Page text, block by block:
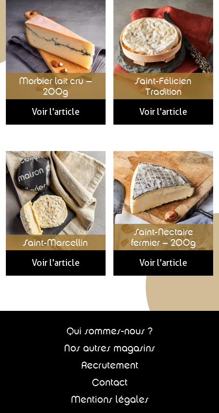
Morbier lait cru –
200g
Voir l'article
Saint-Félicien
Tradition
Voir l'article
Saint-Marcellin
Voir l'article
Saint-Nectaire
fermier – 200g
Voir l'article
Qui sommes-nous ?
Nos autres magasins
Recrutement
Contact
Mentions légales